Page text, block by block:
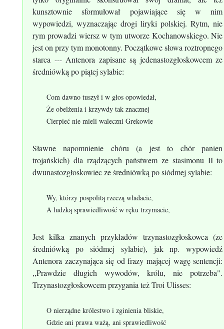
kunsztownie sformułował pojawiające się w nim
wypowiedzi, wyznaczając drogi liryki polskiej. Rytm, nie
rym prowadzi wiersz w tym utworze Kochanowskiego. Nie
jest on przy tym monotonny. Początkowe słowa roztropnego
starca --- Antenora zapisane są jedenastozgłoskowcem ze
średniówką po piątej sylabie:
Com dawno tuszył i w głos opowiedał,
Że obelżenia i krzywdy tak znacznej
Cierpieć nie mieli waleczni Grekowie
Sławne napomnienie chóru (a jest to chór panien
trojańskich) dla rządzących państwem ze stasimonu II to
dwunastozgłoskowiec ze średniówką po siódmej sylabie:
Wy, którzy pospolitą rzeczą władacie,
A ludzką sprawiedliwość w ręku trzymacie,
Jest kilka znanych przykładów trzynastozgłoskowca (ze
średniówką po siódmej sylabie), jak np. wypowiedź
Antenora zaczynająca się od frazy mającej wagę sentencji:
,,Prawdzie długich wywodów, królu, nie potrzeba".
Trzynastozgłoskowcem przygania też Troi Ulisses:
O nierządne królestwo i zginienia bliskie,
Gdzie ani prawa ważą, ani sprawiedliwość